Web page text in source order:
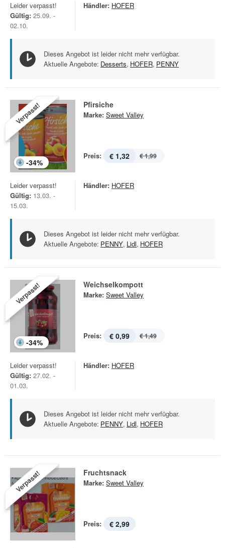
Leider verpasst!
Gültig: 25.09. -
02.10.
Händler: HOFER
Dieses Angebot ist leider nicht mehr verfügbar.
Aktuelle Angebote: Desserts, HOFER, PENNY
Verpasst!
-34%
Pfirsiche
Marke: Sweet Valley
Preis: € 1,32 € 1,99
Leider verpasst!
Gültig: 13.03. -
15.03.
Händler: HOFER
Dieses Angebot ist leider nicht mehr verfügbar.
Aktuelle Angebote: PENNY, Lidl, HOFER
Verpasst!
-34%
Weichselkompott
Marke: Sweet Valley
Preis: € 0,99 € 1,49
Leider verpasst!
Gültig: 27.02. -
01.03.
Händler: HOFER
Dieses Angebot ist leider nicht mehr verfügbar.
Aktuelle Angebote: PENNY, Lidl, HOFER
Verpasst! Fruchtsnack
Marke: Sweet Valley
Preis: € 2,99